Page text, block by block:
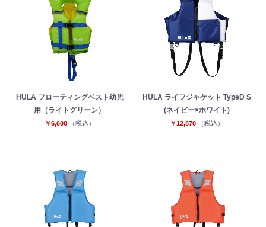
HULA フローティングベスト幼児
用（ライトグリーン）
￥6,600 （税込）
HULA ライフジャケット TypeD S
(ネイビー×ホワイト)
￥12,870 （税込）